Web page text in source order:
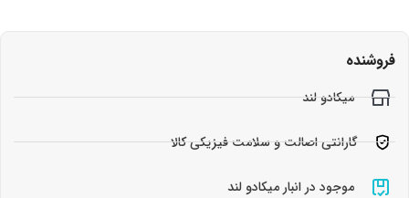
فروشنده
میکادو لند
گارانتی اصالت و سلامت فیزیکی کالا
موجود در انبار میکادو لند